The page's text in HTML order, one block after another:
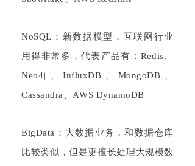
NoSQL ：新数据模型，互联网行业
用得非常多，代表产品有： Redis、
Neo4j 、InfluxDB 、 MongoDB 、
Cassandra、AWS DynamoDB
BigData ：大数据业务，和数据仓库
比较类似，但是更擅长处理大规模数